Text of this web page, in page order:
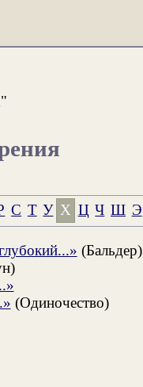
С Т У Х Ц Ч Ш Э
(Бальдер)
(Одиночество)